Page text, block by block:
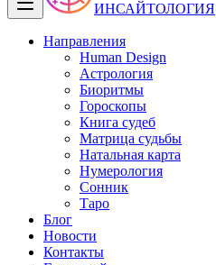
ИНСАЙТОЛОГИЯ
Направления
Human Design
Астрология
Биоритмы
Гороскопы
Книга судеб
Матрица судьбы
Натальная карта
Нумерология
Сонник
Таро
Блог
Новости
Контакты